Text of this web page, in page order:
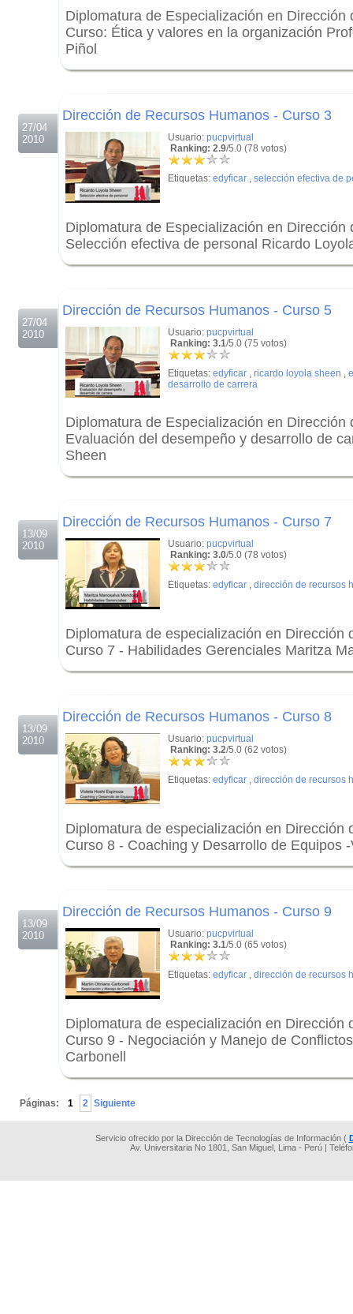
Diplomatura de Especialización en Dirección
Curso: Ética y valores en la organización
Piñol
27/04
2010
Dirección de Recursos Humanos - Curso 3
Usuario: pucpvirtual
Ranking: 2.9/5.0 (78 votos)
Etiquetas: edyficar , selección efectiva de
Diplomatura de Especialización en Dirección
Selección efectiva de personal Ricardo
27/04
2010
Dirección de Recursos Humanos - Curso 5
Usuario: pucpvirtual
Ranking: 3.1/5.0 (75 votos)
Etiquetas: edyficar , ricardo loyola sheen ,
desarrollo de carrera
Diplomatura de Especialización en Dirección
Evaluación del desempeño y desarrollo de
Sheen
13/09
2010
Dirección de Recursos Humanos - Curso 7
Usuario: pucpvirtual
Ranking: 3.0/5.0 (78 votos)
Etiquetas: edyficar , dirección de recursos
Diplomatura de especialización en Dirección
Curso 7 - Habilidades Gerenciales Maritza
13/09
2010
Dirección de Recursos Humanos - Curso 8
Usuario: pucpvirtual
Ranking: 3.2/5.0 (62 votos)
Etiquetas: edyficar , dirección de recursos
Diplomatura de especialización en Dirección
Curso 8 - Coaching y Desarrollo de Equipos
13/09
2010
Dirección de Recursos Humanos - Curso 9
Usuario: pucpvirtual
Ranking: 3.1/5.0 (65 votos)
Etiquetas: edyficar , dirección de recursos
Diplomatura de especialización en Dirección
Curso 9 - Negociación y Manejo de
Carbonell
Páginas: 1 2 Siguiente
Servicio ofrecido por la Dirección de Tecnologías de Información (
Av. Universitaria No 1801, San Miguel, Lima - Perú |